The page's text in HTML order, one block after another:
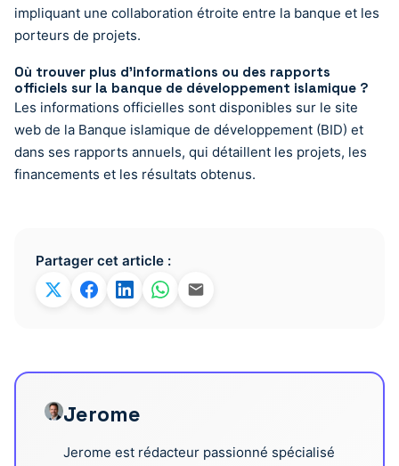
impliquant une collaboration étroite entre la banque et les
porteurs de projets.
Où trouver plus d’informations ou des rapports
officiels sur la banque de développement islamique ?
Les informations officielles sont disponibles sur le site
web de la Banque islamique de développement (BID) et
dans ses rapports annuels, qui détaillent les projets, les
financements et les résultats obtenus.
Partager cet article :
Jerome
Jerome est rédacteur passionné spécialisé